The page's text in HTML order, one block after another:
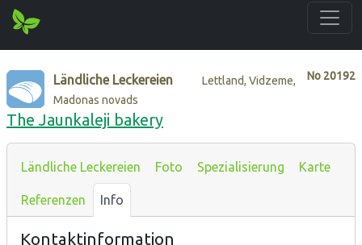
No 20192
Ländliche Leckereien
Lettland, Vidzeme,
Madonas novads
The Jaunkaleji bakery
Ländliche Leckereien Foto Spezialisierung Karte
Referenzen Info
Kontaktinformation